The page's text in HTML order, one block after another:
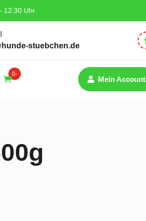
12:30 Uhr
stuebchen.de
0-
Mein Account